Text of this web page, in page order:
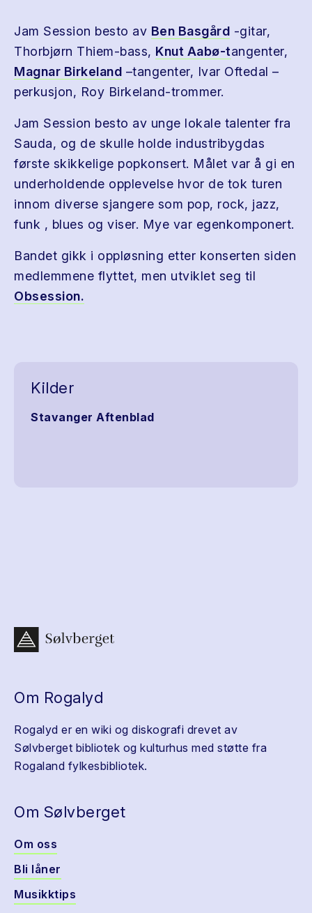
Jam Session besto av Ben Basgård -gitar,
Thorbjørn Thiem-bass, Knut Aabø-tangenter,
Magnar Birkeland –tangenter, Ivar Oftedal –
perkusjon, Roy Birkeland-trommer.
Jam Session besto av unge lokale talenter fra
Sauda, og de skulle holde industribygdas
første skikkelige popkonsert. Målet var å gi en
underholdende opplevelse hvor de tok turen
innom diverse sjangere som pop, rock, jazz,
funk , blues og viser. Mye var egenkomponert.
Bandet gikk i oppløsning etter konserten siden
medlemmene flyttet, men utviklet seg til
Obsession.
Kilder
Stavanger Aftenblad
Om Rogalyd
Rogalyd er en wiki og diskografi drevet av
Sølvberget bibliotek og kulturhus med støtte fra
Rogaland fylkesbibliotek.
Om Sølvberget
Om oss
Bli låner
Musikktips